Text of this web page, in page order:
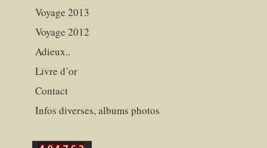
Voyage 2013
Voyage 2012
Adieux..
Livre d’or
Contact
Infos diverses, albums photos